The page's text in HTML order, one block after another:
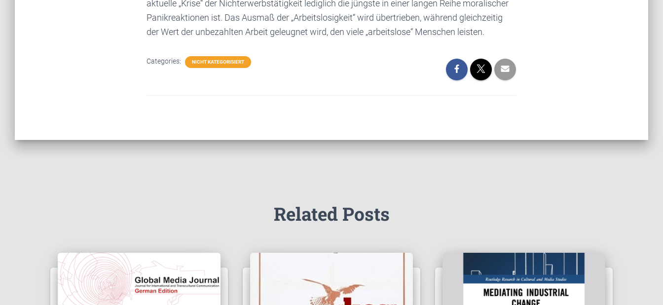
aktuelle „Krise“ der Nichterwerbstätigkeit lediglich die jüngste in einer langen Reihe moralischer
Panikreaktionen ist. Das Ausmaß der „Arbeitslosigkeit“ wird übertrieben, während gleichzeitig
der Wert der unbezahlten Arbeit geleugnet wird, den viele „arbeitslose“ Menschen leisten.
Categories: NICHT KATEGORISIERT
Related Posts